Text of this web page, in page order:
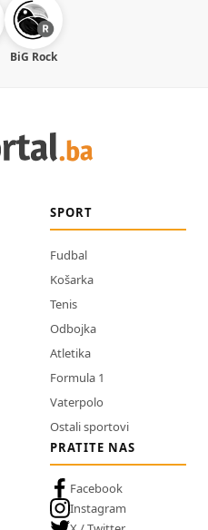
BiG Rock
SPORT
Fudbal
Košarka
Tenis
Odbojka
Atletika
Formula 1
Vaterpolo
Ostali sportovi
PRATITE NAS
Facebook
Instagram